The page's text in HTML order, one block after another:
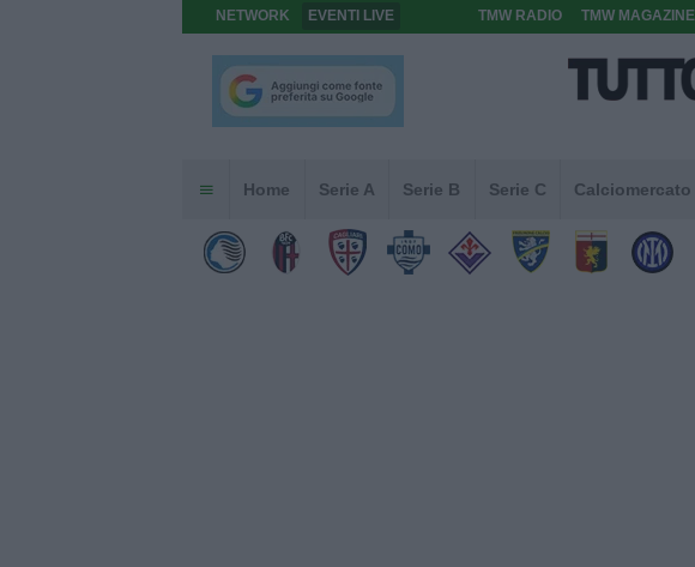
NETWORK EVENTI LIVE TMW RADIO TMW MAGAZINE
Home Serie A Serie B Serie C Calciomercato